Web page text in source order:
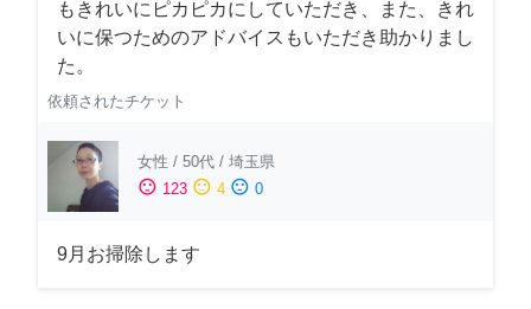
もきれいにピカピカにしていただき、また、きれ
いに保つためのアドバイスもいただき助かりまし
た。
依頼されたチケット
女性 / 50代 / 埼玉県
sentiment_satisfied 123 sentiment_neutral 4 sentiment_dissatisfied 0
9月お掃除します